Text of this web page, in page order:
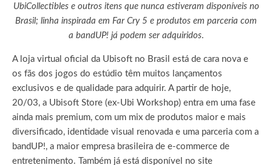
UbiCollectibles e outros itens que nunca estiveram disponíveis no
Brasil; linha inspirada em Far Cry 5 e produtos em parceria com
a bandUP! já podem ser adquiridos.
A loja virtual oficial da Ubisoft no Brasil está de cara nova e
os fãs dos jogos do estúdio têm muitos lançamentos
exclusivos e de qualidade para adquirir. A partir de hoje,
20/03, a Ubisoft Store (ex-Ubi Workshop) entra em uma fase
ainda mais premium, com um mix de produtos maior e mais
diversificado, identidade visual renovada e uma parceria com a
bandUP!, a maior empresa brasileira de e-commerce de
entretenimento. Também já está disponível no site